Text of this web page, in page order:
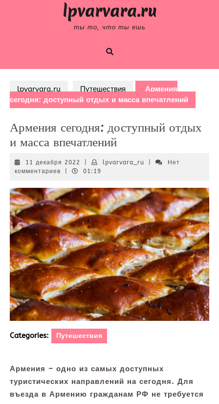
lpvarvara.ru
ты то, что ты ешь
lpvarvara.ru Путешествия
Армения
сегодня: доступный отдых и масса впечатлений
Армения сегодня: доступный отдых
и масса впечатлений
11 декабря 2022
декабря
lpvarvara_rulpvarvara_ru
Нет
комментариев
01:19
Categories: Путешествия
Армения – одно из самых доступных
туристических направлений на сегодня. Для
въезда в Армению гражданам РФ не требуется